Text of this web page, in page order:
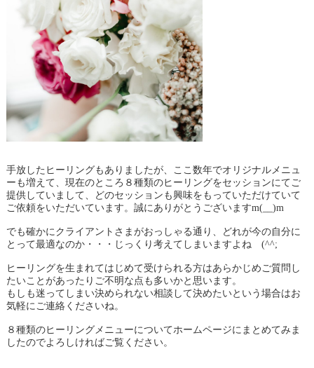
手放したヒーリングもありましたが、ここ数年でオリジナルメニュ
ーも増えて、現在のところ８種類のヒーリングをセッションにてご
提供していまして、どのセッションも興味をもっていただけていて
ご依頼をいただいています。誠にありがとうございますm(__)m
でも確かにクライアントさまがおっしゃる通り、どれが今の自分に
とって最適なのか・・・じっくり考えてしまいますよね (^^;
ヒーリングを生まれてはじめて受けられる方はあらかじめご質問し
たいことがあったりご不明な点も多いかと思います。
もしも迷ってしまい決められない相談して決めたいという場合はお
気軽にご連絡くださいね。
８種類のヒーリングメニューについてホームページにまとめてみま
したのでよろしければご覧ください。